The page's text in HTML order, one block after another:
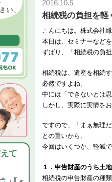
2016.10.5
相続税の負担を軽
こんにちは。株式会社
本日は、セミナーなど
ずばり、「相続税の負
相続税は、遺産を相続
必然ですよね。
中には「できないとは
しかし、実際に実情を
ですので、「まぁ無理
との重いから、
今回はいくつか、軽減
１．申告財産のうち土
相続税の申告財産の種